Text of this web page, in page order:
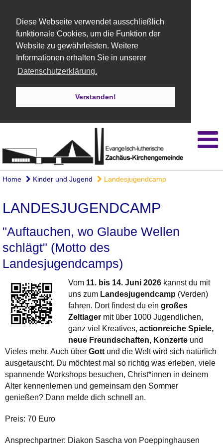
Diese Webseite verwendet ausschließlich
funktionale Cookies, um die Funktion der
Website zu gewährleisten. Weitere
Informationen erhalten Sie in unserer
Datenschutzerklärung.
Verstanden!
Home Kinder und Jugend Landesjugendcamp
LANDESJUGENDCAMP
"Auftauchen, wo Glaube Wellen
schlägt" (Motto des
Landesjugendcamps)
Vom 11. bis 14. Juni 2026 kannst du mit
uns zum Landesjugendcamp (Verden)
fahren. Dort findest du ein großes
Zeltlager mit über 1000 Jugendlichen,
ganz viel Kreatives, actionreiche Spiele,
neue Freundschaften, Konzerte und
Vieles mehr. Auch über Gott und die Welt wird sich natürlich
ausgetauscht. Du möchtest mal so richtig was erleben, viele
spannende Workshops besuchen, Christ*innen in deinem
Alter kennenlernen und gemeinsam den Sommer
genießen? Dann melde dich schnell an.
Preis: 70 Euro
Ansprechpartner: Diakon Sascha von Poeppinghausen